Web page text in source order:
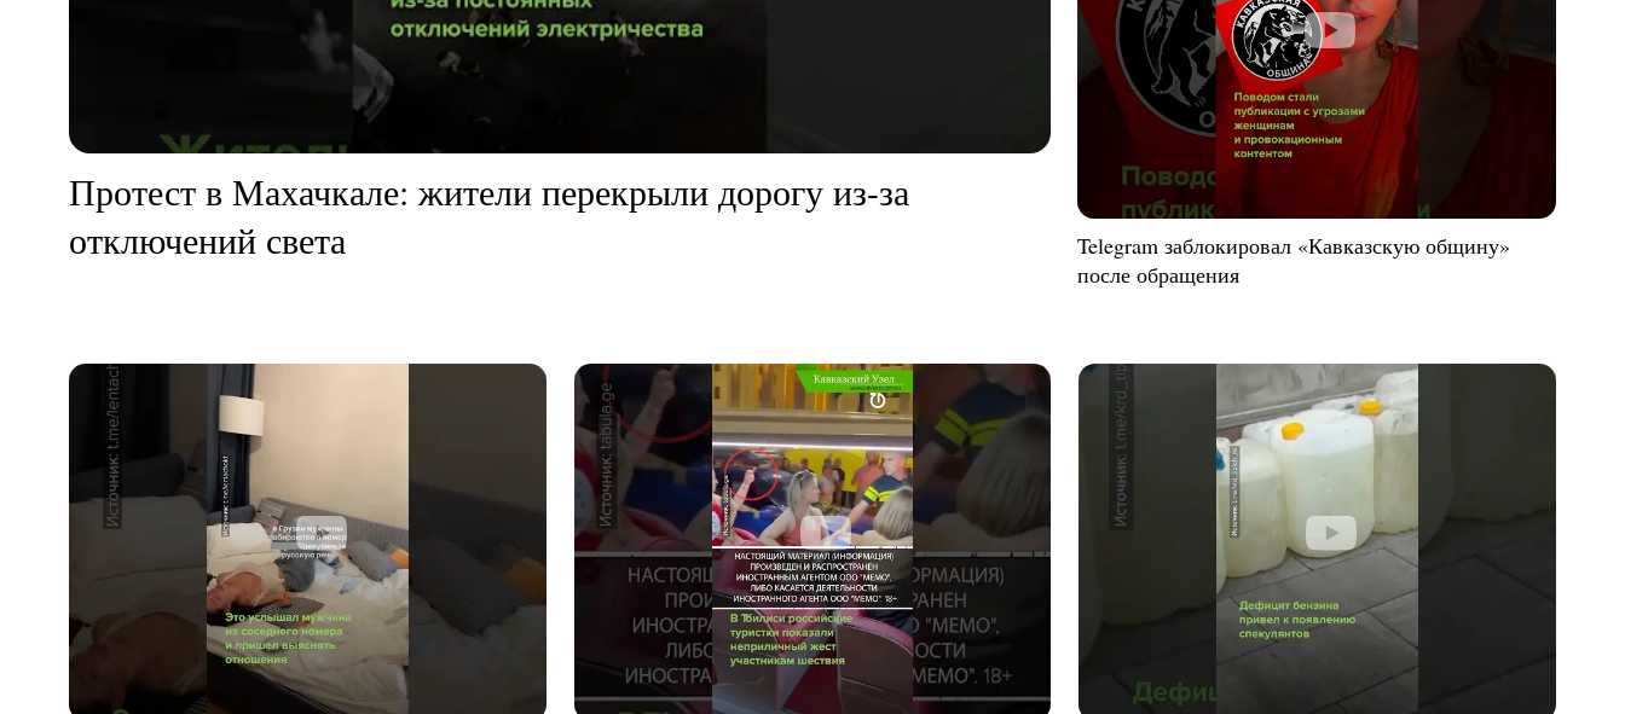
Протест в Махачкале: жители перекрыли дорогу из-за
отключений света
Telegram заблокировал «Кавказскую общину»
после обращения